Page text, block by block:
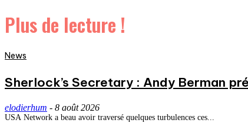
Plus de lecture !
News
Sherlock’s Secretary : Andy Berman
elodierhum - 8 août 2026
USA Network a beau avoir traversé quelques turbulences ces...